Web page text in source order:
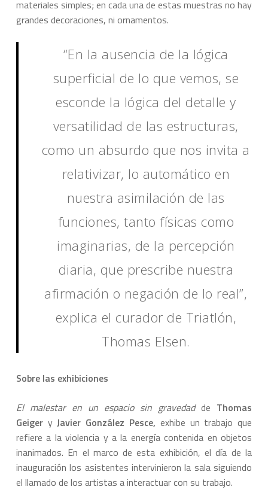
materiales simples; en cada una de estas muestras no hay
grandes decoraciones, ni ornamentos.
“En la ausencia de la lógica
superficial de lo que vemos, se
esconde la lógica del detalle y
versatilidad de las estructuras,
como un absurdo que nos invita a
relativizar, lo automático en
nuestra asimilación de las
funciones, tanto físicas como
imaginarias, de la percepción
diaria, que prescribe nuestra
afirmación o negación de lo real”,
explica el curador de Triatlón,
Thomas Elsen.
Sobre las exhibiciones
El malestar en un espacio sin gravedadde Thomas
GeigeryJavier González Pesce, exhibe un trabajo que
refiere a la violencia y a la energía contenida en objetos
inanimados. En el marco de esta exhibición, el día de la
inauguración los asistentes intervinieron la sala siguiendo
el llamado de los artistas a interactuar con su trabajo.